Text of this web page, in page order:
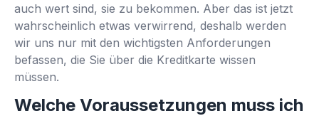
auch wert sind, sie zu bekommen. Aber das ist jetzt
wahrscheinlich etwas verwirrend, deshalb werden
wir uns nur mit den wichtigsten Anforderungen
befassen, die Sie über die Kreditkarte wissen
müssen.
Welche Voraussetzungen muss ich